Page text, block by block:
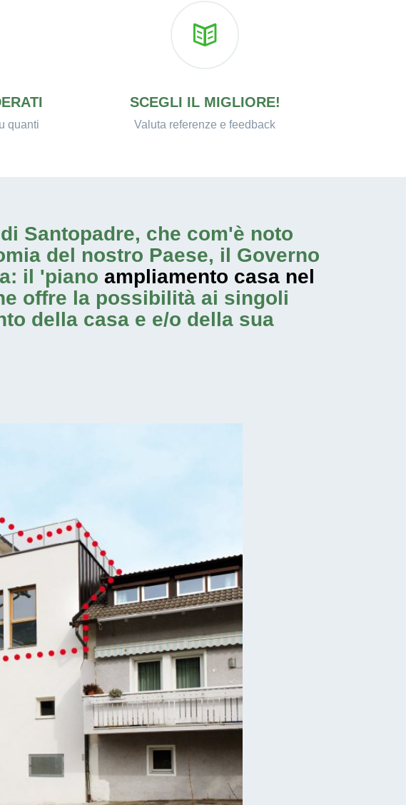
quanti
SCEGLI IL MIGLIORE!
Valuta referenze e feedback
Santopadre, che com'è noto
del nostro Paese, il Governo
il 'piano ampliamento casa nel
offre la possibilità ai singoli
della casa e e/o della sua